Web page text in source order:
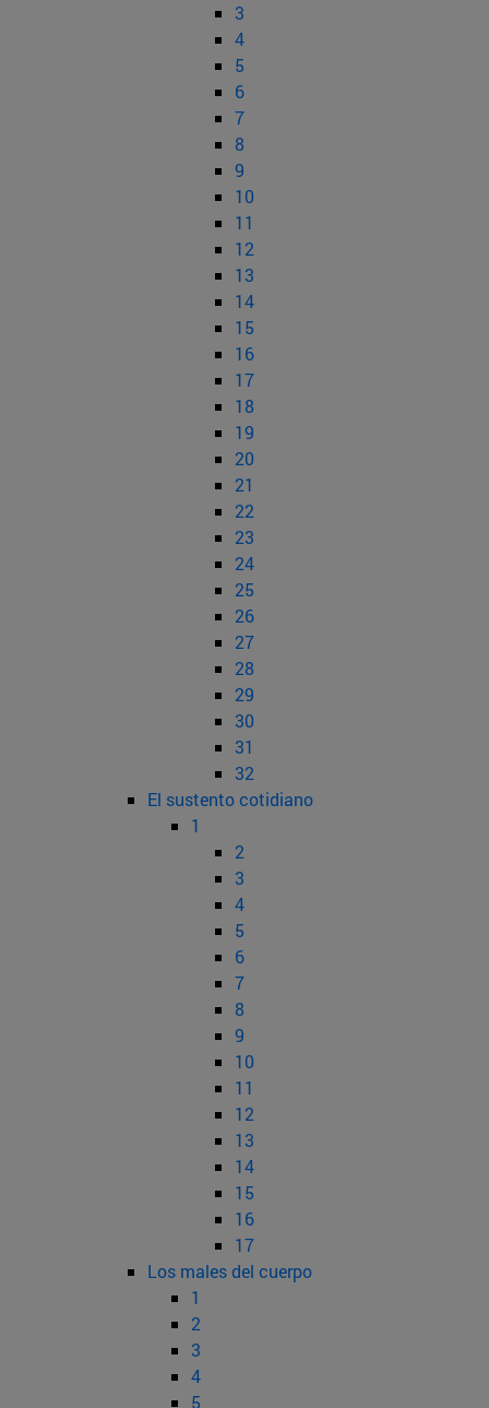
3
4
5
6
7
8
9
10
11
12
13
14
15
16
17
18
19
20
21
22
23
24
25
26
27
28
29
30
31
32
El sustento cotidiano
1
2
3
4
5
6
7
8
9
10
11
12
13
14
15
16
17
Los males del cuerpo
1
2
3
4
5